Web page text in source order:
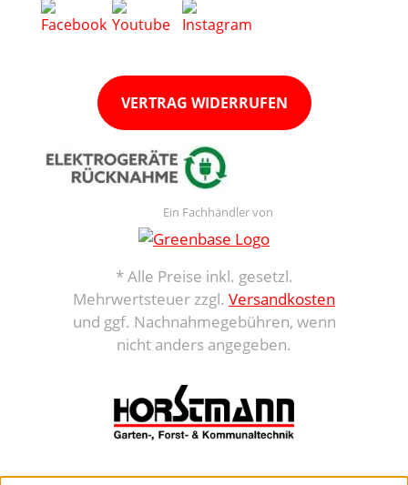
VERTRAG WIDERRUFEN
Ein Fachhändler von
* Alle Preise inkl. gesetzl.
Mehrwertsteuer zzgl. Versandkosten
und ggf. Nachnahmegebühren, wenn
nicht anders angegeben.